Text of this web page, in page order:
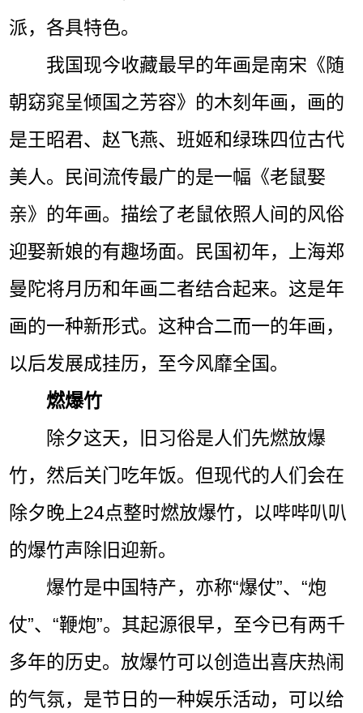
派，各具特色。
我国现今收藏最早的年画是南宋《随
朝窈窕呈倾国之芳容》的木刻年画，画的
是王昭君、赵飞燕、班姬和绿珠四位古代
美人。民间流传最广的是一幅《老鼠娶
亲》的年画。描绘了老鼠依照人间的风俗
迎娶新娘的有趣场面。民国初年，上海郑
曼陀将月历和年画二者结合起来。这是年
画的一种新形式。这种合二而一的年画，
以后发展成挂历，至今风靡全国。
燃爆竹
除夕这天，旧习俗是人们先燃放爆
竹，然后关门吃年饭。但现代的人们会在
除夕晚上24点整时燃放爆竹，以哔哔叭叭
的爆竹声除旧迎新。
爆竹是中国特产，亦称“爆仗”、“炮
仗”、“鞭炮”。其起源很早，至今已有两千
多年的历史。放爆竹可以创造出喜庆热闹
的气氛，是节日的一种娱乐活动，可以给